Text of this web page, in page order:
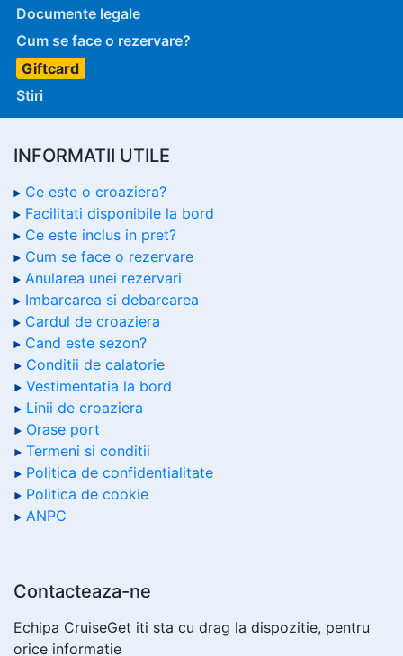
Documente legale
Cum se face o rezervare?
Giftcard
Stiri
INFORMATII UTILE
Ce este o croaziera?
Facilitati disponibile la bord
Ce este inclus in pret?
Cum se face o rezervare
Anularea unei rezervari
Imbarcarea si debarcarea
Cardul de croaziera
Cand este sezon?
Conditii de calatorie
Vestimentatia la bord
Linii de croaziera
Orase port
Termeni si conditii
Politica de confidentialitate
Politica de cookie
ANPC
Contacteaza-ne
Echipa CruiseGet iti sta cu drag la dispozitie, pentru
orice informatie